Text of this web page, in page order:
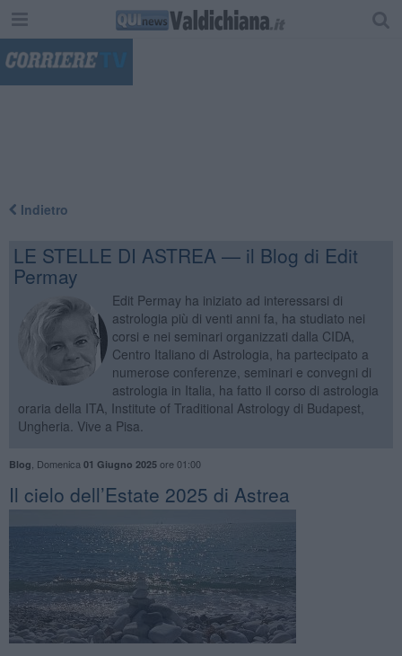
Indietro
LE STELLE DI ASTREA — il Blog di Edit
Permay
Edit Permay ha iniziato ad interessarsi di
astrologia più di venti anni fa, ha studiato nei
corsi e nei seminari organizzati dalla CIDA,
Centro Italiano di Astrologia, ha partecipato a
numerose conferenze, seminari e convegni di
astrologia in Italia, ha fatto il corso di astrologia
oraria della ITA, Institute of Traditional Astrology di Budapest,
Ungheria. Vive a Pisa.
Blog Domenica 01 Giugno 2025ore 01:00
Il cielo dell’Estate 2025 di Astrea